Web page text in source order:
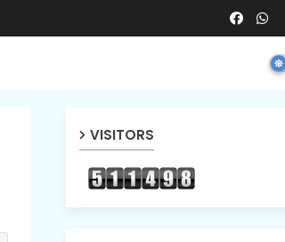
VISITORS